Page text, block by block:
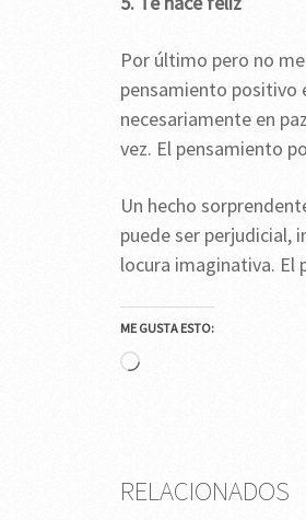
Por último pero no
pensamiento positivo
necesariamente en
vez. El pensamiento
Un hecho
puede ser perjudicial,
locura imaginativa. El
ME GUSTA ESTO:
Cargando...
RELACIONADOS